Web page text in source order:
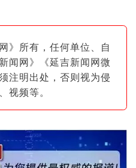
所有，任何单位、自
闻网》《延吉新闻网微
注明出处，否则视为侵
、视频等。